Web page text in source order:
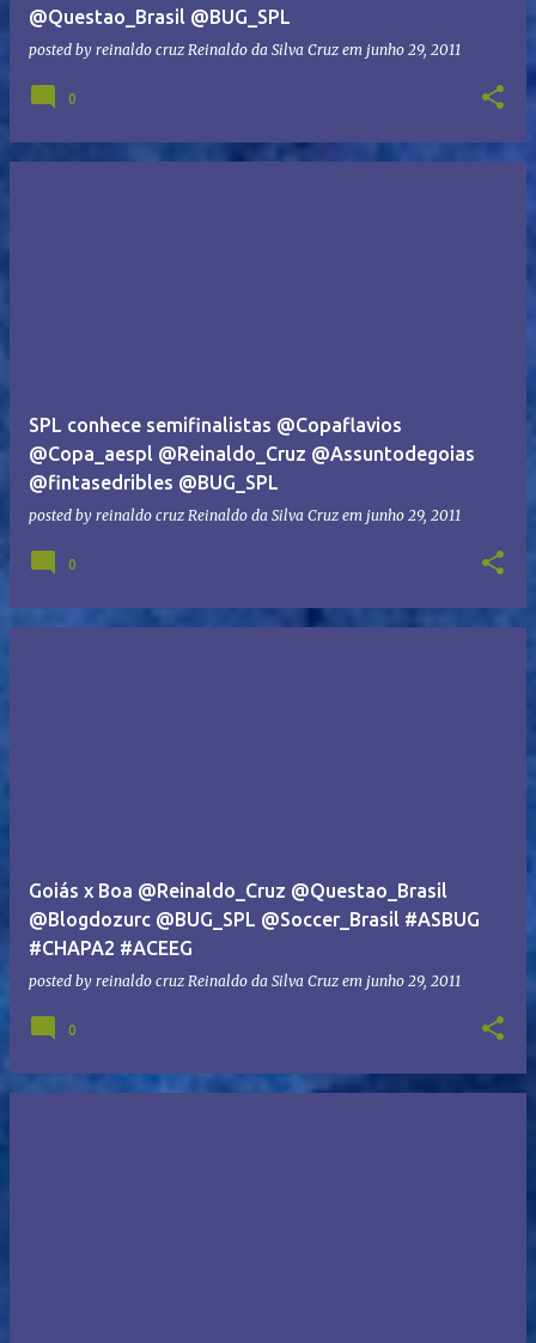
@Questao_Brasil @BUG_SPL
posted by reinaldo cruz Reinaldo da Silva Cruz em junho 29, 2011
0
SPL conhece semifinalistas @Copaflavios
@Copa_aespl @Reinaldo_Cruz @Assuntodegoias
@fintasedribles @BUG_SPL
posted by reinaldo cruz Reinaldo da Silva Cruz em junho 29, 2011
0
Goiás x Boa @Reinaldo_Cruz @Questao_Brasil
@Blogdozurc @BUG_SPL @Soccer_Brasil #ASBUG
#CHAPA2 #ACEEG
posted by reinaldo cruz Reinaldo da Silva Cruz em junho 29, 2011
0